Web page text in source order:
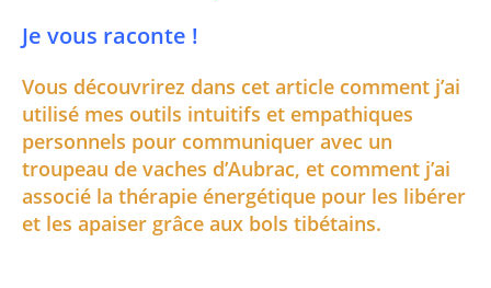
Je vous raconte !
Vous découvrirez dans cet article comment j’ai
utilisé mes outils intuitifs et empathiques
personnels pour communiquer avec un
troupeau de vaches d’Aubrac, et comment j’ai
associé la thérapie énergétique pour les libérer
et les apaiser grâce aux bols tibétains.